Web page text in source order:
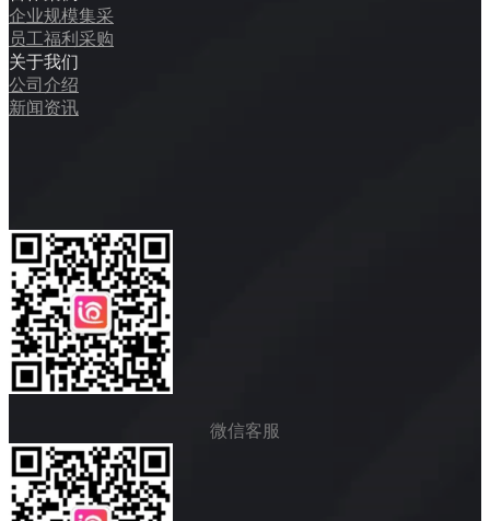
企业规模集采
员工福利采购
关于我们
公司介绍
新闻资讯
微信客服